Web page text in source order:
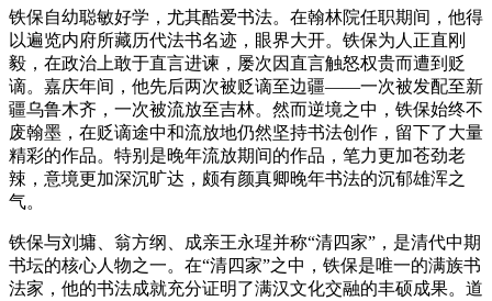
铁保自幼聪敏好学，尤其酷爱书法。在翰林院任职期间，他得
以遍览内府所藏历代法书名迹，眼界大开。铁保为人正直刚
毅，在政治上敢于直言进谏，屡次因直言触怒权贵而遭到贬
谪。嘉庆年间，他先后两次被贬谪至边疆——一次被发配至新
疆乌鲁木齐，一次被流放至吉林。然而逆境之中，铁保始终不
废翰墨，在贬谪途中和流放地仍然坚持书法创作，留下了大量
精彩的作品。特别是晚年流放期间的作品，笔力更加苍劲老
辣，意境更加深沉旷达，颇有颜真卿晚年书法的沉郁雄浑之
气。
铁保与刘墉、翁方纲、成亲王永瑆并称“清四家”，是清代中期
书坛的核心人物之一。在“清四家”之中，铁保是唯一的满族书
法家，他的书法成就充分证明了满汉文化交融的丰硕成果。道